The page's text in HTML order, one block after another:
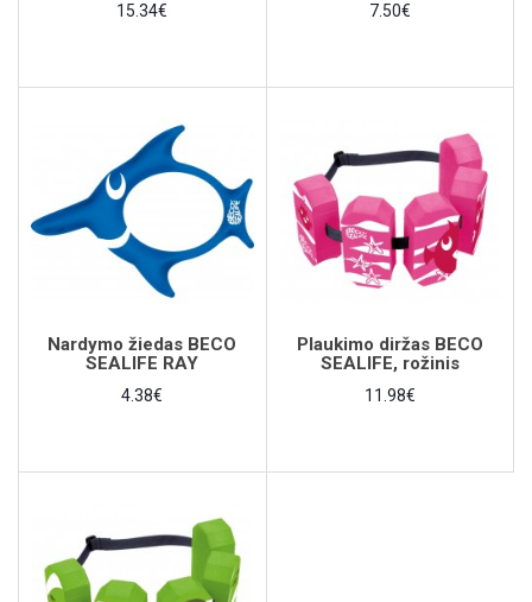
15.34€ 7.50€
Nardymo žiedas BECO
SEALIFE RAY
4.38€
Plaukimo diržas BECO
SEALIFE, rožinis
11.98€